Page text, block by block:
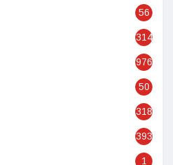
56
314
976
50
318
393
1